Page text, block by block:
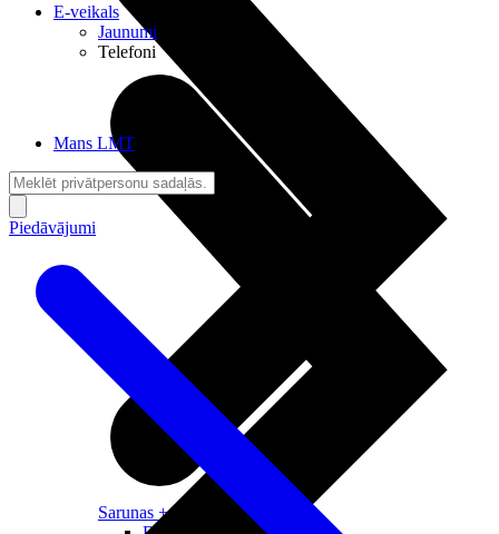
Sarunas + Internets
E-veikals
Jaunumi
Telefoni
Mans LMT
Piedāvājumi